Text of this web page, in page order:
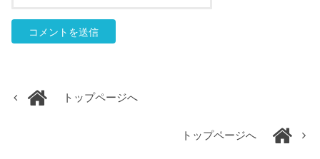
トップページへ
トップページへ